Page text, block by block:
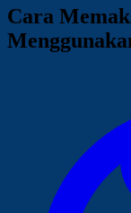
Cara